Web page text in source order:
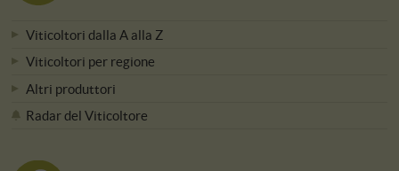
Viticoltori dalla A alla Z
Viticoltori per regione
Altri produttori
Radar del Viticoltore